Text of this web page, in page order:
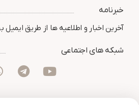
خبرنامه
آخرین اخبار و اطلاعیه ها از طریق
شبکه های اجتماعی